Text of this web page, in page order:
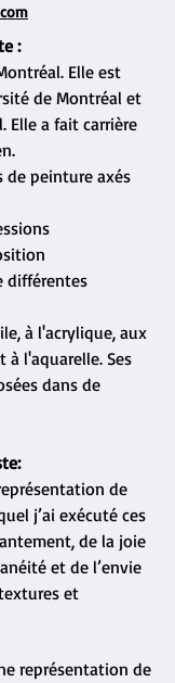
:
Elle est
de Montréal et
Elle a fait carrière
de peinture axés
différentes
à l'acrylique, aux
l'aquarelle. Ses
dans de
de
j’ai exécuté ces
de la joie
et de l’envie
et
représentation de